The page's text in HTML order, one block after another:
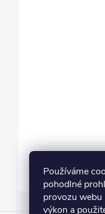
Používáme
pohodlné
provozu webu
výkon a